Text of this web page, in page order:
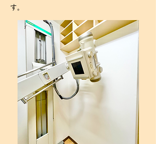
す。